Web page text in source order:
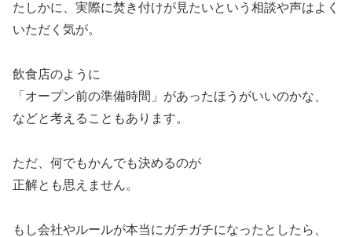
たしかに、実際に焚き付けが見たいという相談や声はよく
いただく気が。
飲食店のように
「オープン前の準備時間」があったほうがいいのかな、
などと考えることもあります。
ただ、何でもかんでも決めるのが
正解とも思えません。
もし会社やルールが本当にガチガチになったとしたら、